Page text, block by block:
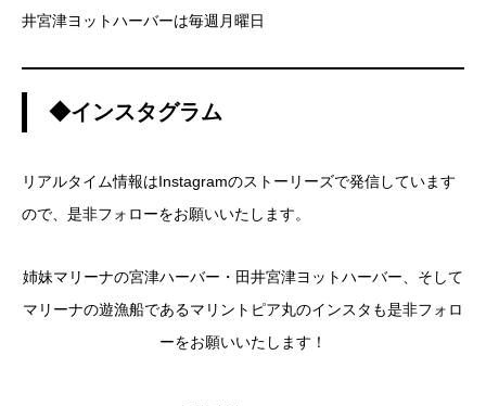
井宮津ヨットハーバーは毎週月曜日
◆インスタグラム
リアルタイム情報はInstagramのストーリーズで発信しています
ので、是非フォローをお願いいたします。
姉妹マリーナの宮津ハーバー・田井宮津ヨットハーバー、そして
マリーナの遊漁船であるマリントピア丸のインスタも是非フォロ
ーをお願いいたします！